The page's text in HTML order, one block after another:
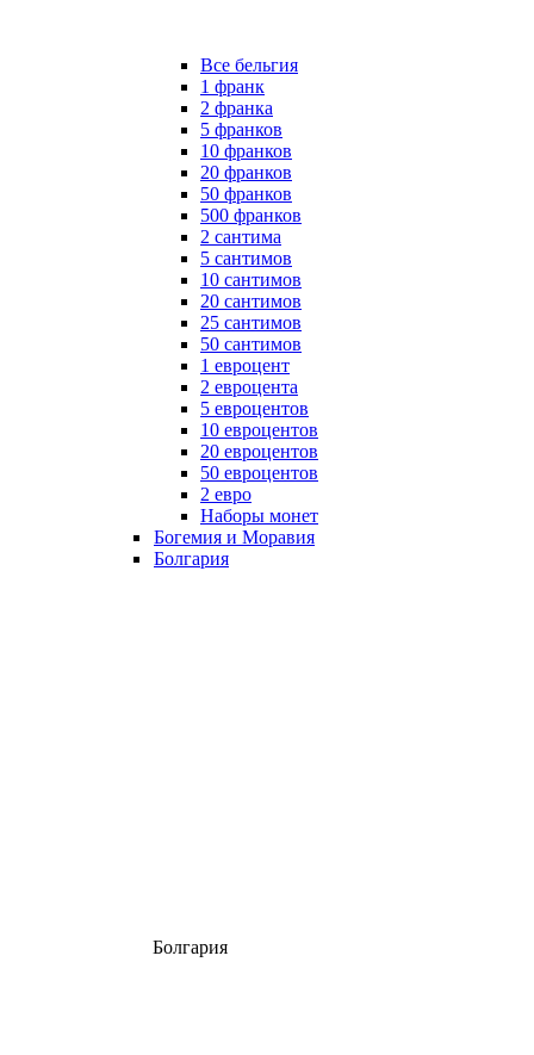
Все бельгия
1 франк
2 франка
5 франков
10 франков
20 франков
50 франков
500 франков
2 сантима
5 сантимов
10 сантимов
20 сантимов
25 сантимов
50 сантимов
1 евроцент
2 евроцента
5 евроцентов
10 евроцентов
20 евроцентов
50 евроцентов
2 евро
Наборы монет
Богемия и Моравия
Болгария
Болгария